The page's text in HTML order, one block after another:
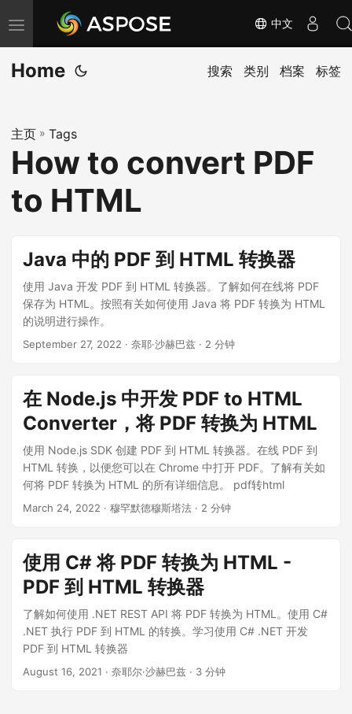
切
换
导
中文
Home 搜索 类别 档案 标签
主页 » Tags
How to convert PDF
to HTML
Java 中的 PDF 到 HTML 转换器
使用 Java 开发 PDF 到 HTML 转换器。了解如何在线将 PDF
保存为 HTML。按照有关如何使用 Java 将 PDF 转换为 HTML
的说明进行操作。
September 27, 2022 · 奈耶·沙赫巴兹 · 2 分钟
在 Node.js 中开发 PDF to HTML
Converter，将 PDF 转换为 HTML
使用 Node.js SDK 创建 PDF 到 HTML 转换器。在线 PDF 到
HTML 转换，以便您可以在 Chrome 中打开 PDF。了解有关如
何将 PDF 转换为 HTML 的所有详细信息。 pdf转html
March 24, 2022 · 穆罕默德穆斯塔法 · 2 分钟
使用 C# 将 PDF 转换为 HTML -
PDF 到 HTML 转换器
了解如何使用 .NET REST API 将 PDF 转换为 HTML。使用 C#
.NET 执行 PDF 到 HTML 的转换。学习使用 C# .NET 开发
PDF 到 HTML 转换器
August 16, 2021 · 奈耶尔·沙赫巴兹 · 3 分钟